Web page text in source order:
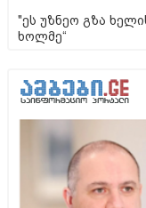
"ეს უზნეო გზა
ხოლმე“